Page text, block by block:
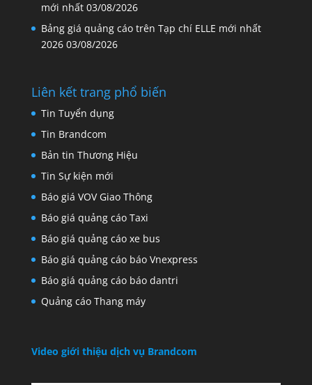
mới nhất 03/08/2026
Bảng giá quảng cáo trên Tạp chí ELLE mới nhất
2026 03/08/2026
Liên kết trang phổ biến
Tin Tuyển dụng
Tin Brandcom
Bản tin Thương Hiệu
Tin Sự kiện mới
Báo giá VOV Giao Thông
Báo giá quảng cáo Taxi
Báo giá quảng cáo xe bus
Báo giá quảng cáo báo Vnexpress
Báo giá quảng cáo báo dantri
Quảng cáo Thang máy
Video giới thiệu dịch vụ Brandcom